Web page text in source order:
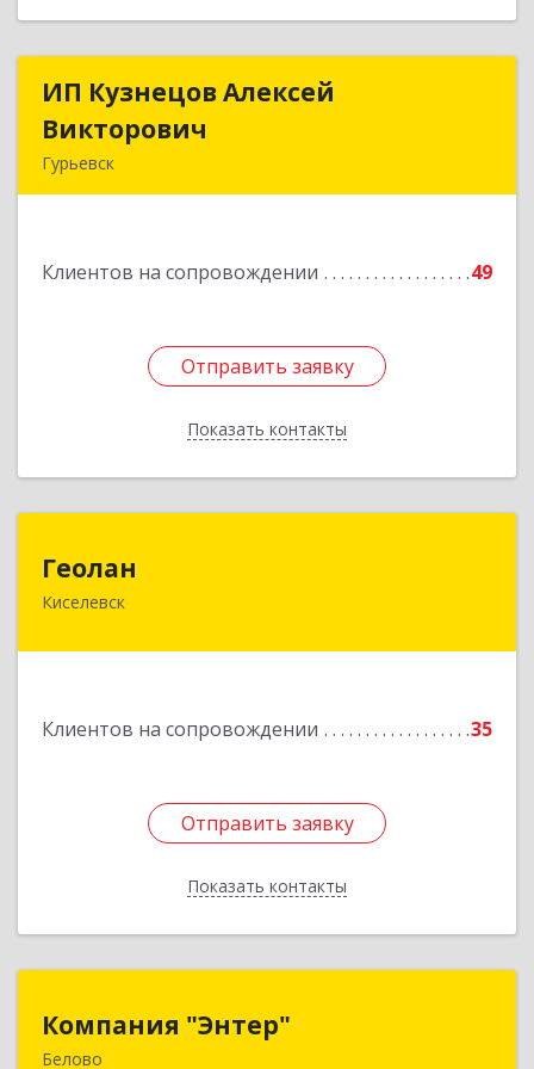
ИП Кузнецов Алексей
Викторович
Гурьевск
Клиентов на сопровождении 49
Отправить заявку
Показать контакты
ИП Кузнецов Алексей
Подробнее
Отправить заявку
Назад
Геолан
Киселевск
Клиентов на сопровождении 35
Отправить заявку
Показать контакты
Отправить заявку
Назад
Компания "Энтер"
Белово
652600, Кемеровская обл, Белово г, Почтовый